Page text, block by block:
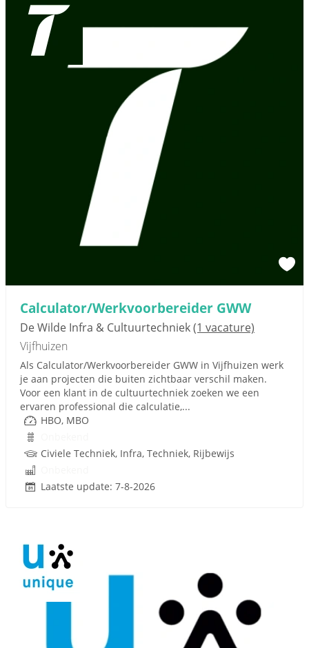
Calculator/Werkvoorbereider GWW
De Wilde Infra & Cultuurtechniek(1 vacature)
Vijfhuizen
Als Calculator/Werkvoorbereider GWW in Vijfhuizen werk
je aan projecten die buiten zichtbaar verschil maken.
Voor een klant in de cultuurtechniek zoeken we een
ervaren professional die calculatie,...
HBO, MBO
Civiele Techniek, Infra, Techniek, Rijbewijs
Laatste update: 7-8-2026